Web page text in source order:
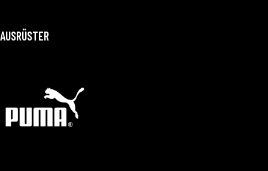
AUSRÜSTER